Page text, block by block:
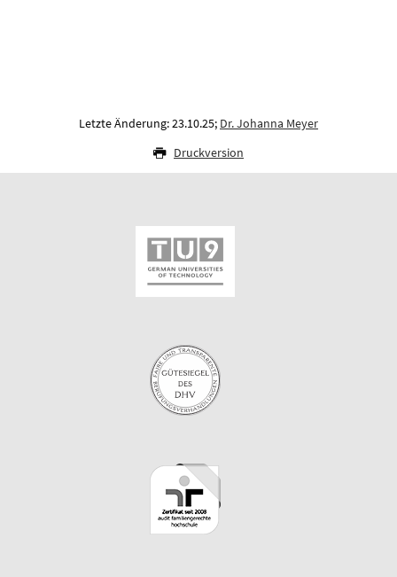
Letzte Änderung: 23.10.25; Dr. Johanna Meyer
Druckversion